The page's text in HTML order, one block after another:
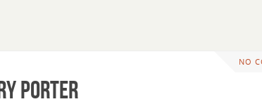
NO
Porter